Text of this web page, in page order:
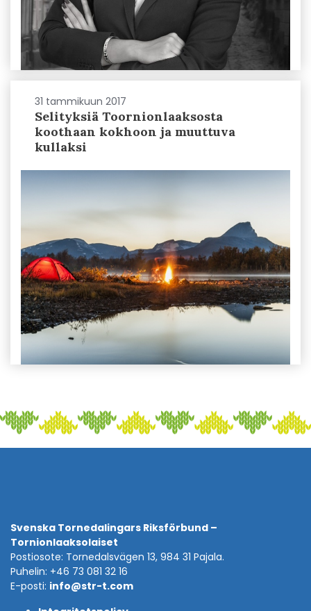
31 tammikuun 2017
Selityksiä Toornionlaaksosta
koothaan kokhoon ja muuttuva
kullaksi
Svenska Tornedalingars Riksförbund –
Tornionlaaksolaiset
Postiosote: Tornedalsvägen 13, 984 31 Pajala.
Puhelin: +46 73 081 32 16
E-posti: info@str-t.com